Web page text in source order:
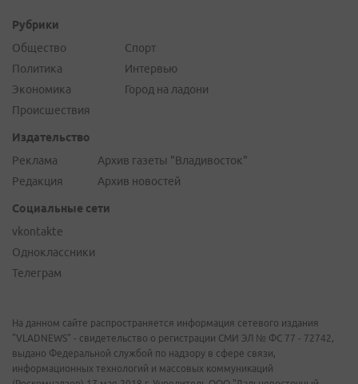
Рубрики
Общество
Политика
Экономика
Происшествия
Спорт
Интервью
Город на ладони
Издательство
Реклама
Редакция
Архив газеты "Владивосток"
Архив новостей
Социальные сети
vkontakte
Одноклассники
Телеграм
На данном сайте распространяется информация сетевого издания
"VLADNEWS" - свидетельство о регистрации СМИ ЭЛ № ФС 77 - 72742,
выдано Федеральной службой по надзору в сфере связи,
информационных технологий и массовых коммуникаций